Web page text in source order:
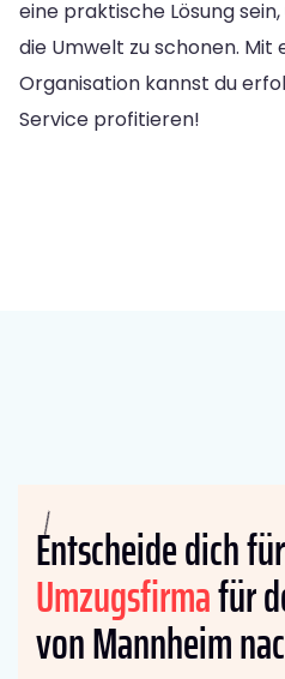
eine praktische Lösung
die Umwelt zu schonen. Mit
Organisation kannst du
Service profitieren!
Entscheide dich
Umzugsfirmafür
von Mannheim